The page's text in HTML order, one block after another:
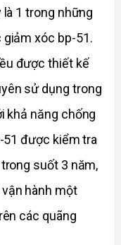
1 trong những
xóc bp-51.
được thiết kế
sử dụng trong
khả năng chống
51 được kiểm tra
suốt 3 năm,
hành một
các quãng